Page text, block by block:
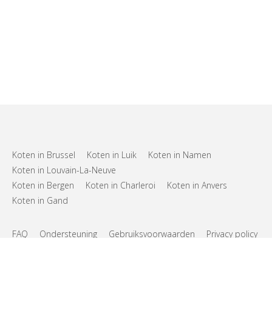
Koten in Brussel Koten in Luik
Koten in Namen
Koten in Louvain-La-Neuve
Koten in Bergen
Koten in Charleroi
Koten in Anvers
Koten in Gand
FAQ Ondersteuning Gebruiksvoorwaarden Privacy policy